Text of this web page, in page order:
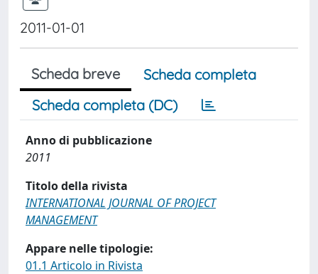
2011-01-01
Scheda breve
Scheda completa
Scheda completa (DC)
Anno di pubblicazione
2011
Titolo della rivista
INTERNATIONAL JOURNAL OF PROJECT
MANAGEMENT
Appare nelle tipologie:
01.1 Articolo in Rivista